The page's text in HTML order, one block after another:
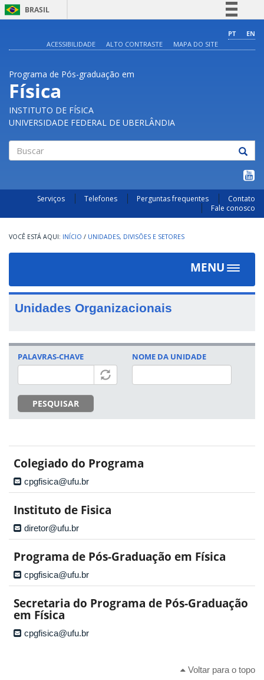
BRASIL
Comunica BR
PT
EN
ACESSIBILIDADE
ALTO CONTRASTE MAPA DO SITE
Programa de Pós-graduação em
Física
INSTITUTO DE FÍSICA
UNIVERSIDADE FEDERAL DE UBERLÂNDIA
Serviços Telefones Perguntas frequentes
Contato
Fale conosco
INÍCIO / UNIDADES, DIVISÕES E SETORES
MENU
Toggle
Unidades Organizacionais
PALAVRAS-CHAVE
PESQUISAR
NOME DA UNIDADE
Colegiado do Programa
cpgfisica@ufu.br
Instituto de Fisica
diretor@ufu.br
Programa de Pós-Graduação em Física
cpgfisica@ufu.br
Secretaria do Programa de Pós-Graduação
em Física
cpgfisica@ufu.br
Voltar para o topo